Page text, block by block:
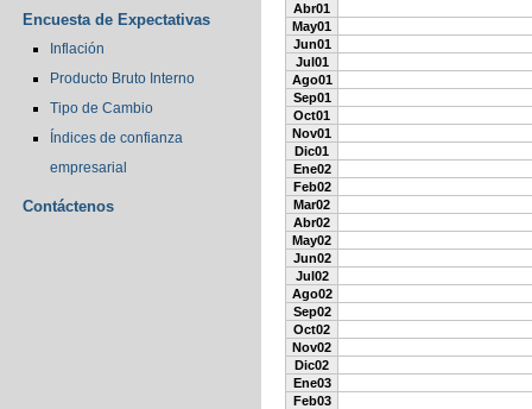
Encuesta de Expectativas
Inflación
Producto Bruto Interno
Tipo de Cambio
Índices de confianza
empresarial
Contáctenos
Abr01
May01
Jun01
Jul01
Ago01
Sep01
Oct01
Nov01
Dic01
Ene02
Feb02
Mar02
Abr02
May02
Jun02
Jul02
Ago02
Sep02
Oct02
Nov02
Dic02
Ene03
Feb03